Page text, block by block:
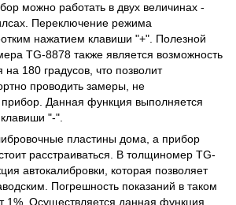
можно работать в двух величинах -
Переключение режима
нажатием клавиши "+". Полезной
TG-8878 также является возможность
180 градусов, что позволит
проводить замеры, не
Данная функция выполняется
"-".
пластины дома, а прибор
расстраиваться. В толщиномер TG-
автокалибровки, которая позволяет
Погрешность показаний в таком
1%. Осуществляется данная функция